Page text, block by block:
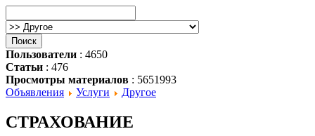
Пользователи : 4650
Статьи : 476
Просмотры материалов : 5651993
Объявления
Услуги Другое
СТРАХОВАНИЕ